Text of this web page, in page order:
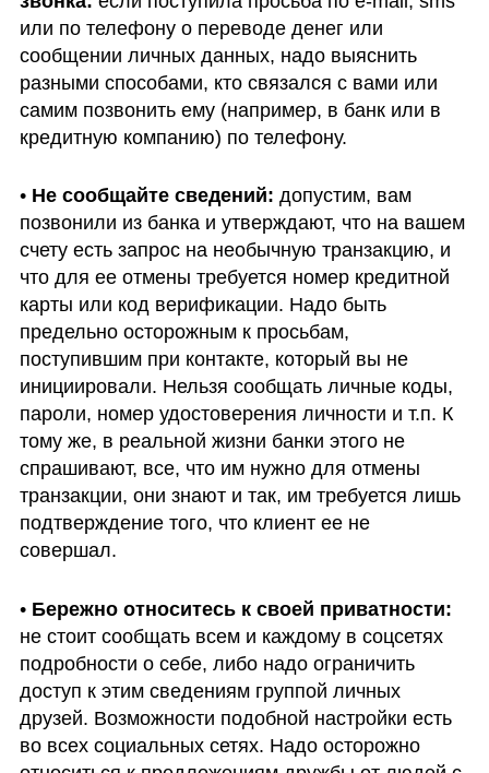
или по телефону о переводе денег или
сообщении личных данных, надо выяснить
разными способами, кто связался с вами или
самим позвонить ему (например, в банк или в
кредитную компанию) по телефону.
• Не сообщайте сведений: допустим, вам
позвонили из банка и утверждают, что на вашем
счету есть запрос на необычную транзакцию, и
что для ее отмены требуется номер кредитной
карты или код верификации. Надо быть
предельно осторожным к просьбам,
поступившим при контакте, который вы не
инициировали. Нельзя сообщать личные коды,
пароли, номер удостоверения личности и т.п. К
тому же, в реальной жизни банки этого не
спрашивают, все, что им нужно для отмены
транзакции, они знают и так, им требуется лишь
подтверждение того, что клиент ее не
совершал.
• Бережно относитесь к своей приватности:
не стоит сообщать всем и каждому в соцсетях
подробности о себе, либо надо ограничить
доступ к этим сведениям группой личных
друзей. Возможности подобной настройки есть
во всех социальных сетях. Надо осторожно